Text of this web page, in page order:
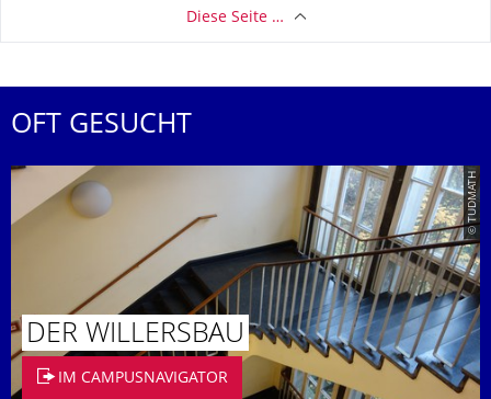
Diese Seite …
OFT GESUCHT
© TUDMATH
DER WILLERSBAU
IM CAMPUSNAVIGATOR